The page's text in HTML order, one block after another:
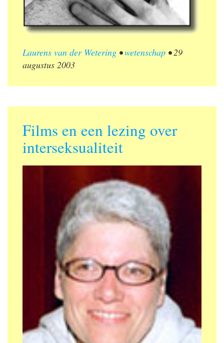
Laurens van der Wetering •wetenschap •29
augustus 2003
Films en een lezing over
interseksualiteit